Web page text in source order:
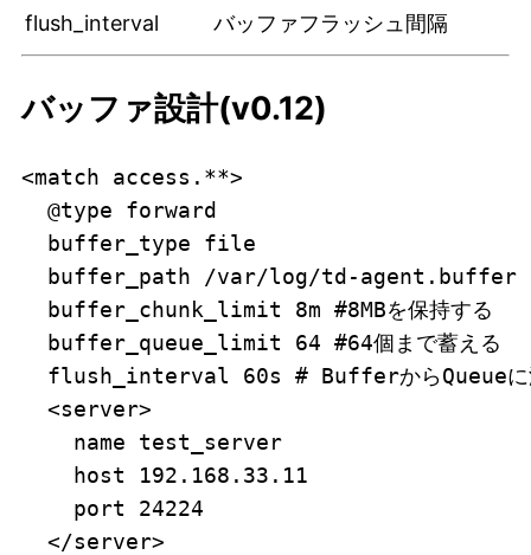
flush_interval
バッファフラッシュ間隔
バッファ設計(v0.12)
<match access.**>
  @type forward
  buffer_type file
  buffer_path /var/log/td-agent.buffer
  buffer_chunk_limit 8m #8MBを保持する
  buffer_queue_limit 64 #64個まで蓄える
flush_interval 60s # BufferからQueueに
  <server>
    name test_server
    host 192.168.33.11
    port 24224
  </server>